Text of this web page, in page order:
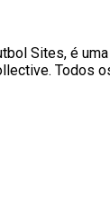
Sites, é
Todos